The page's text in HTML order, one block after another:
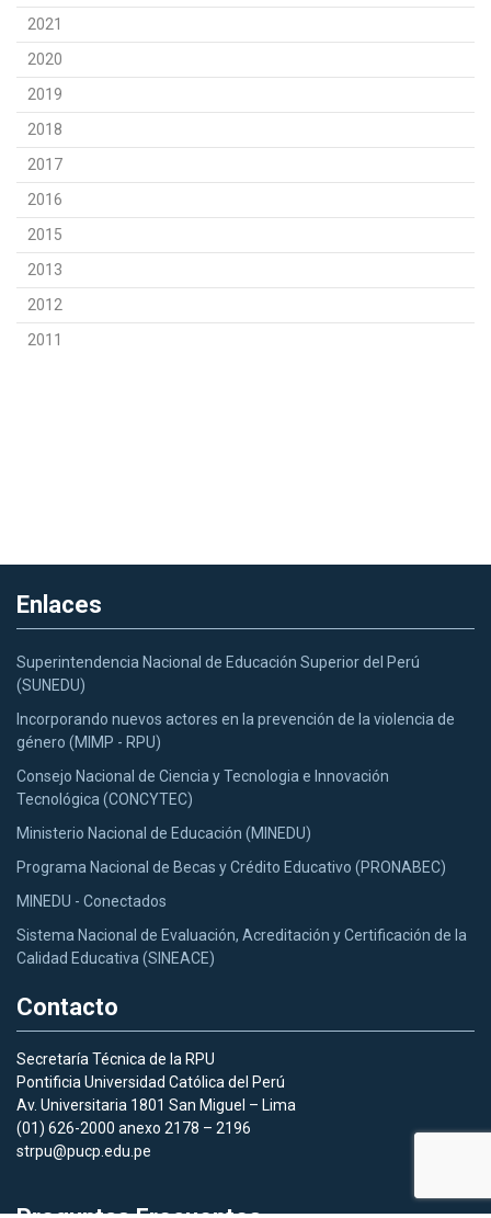
2021
2020
2019
2018
2017
2016
2015
2013
2012
2011
Enlaces
Superintendencia Nacional de Educación Superior del Perú
(SUNEDU)
Incorporando nuevos actores en la prevención de la violencia de
género (MIMP - RPU)
Consejo Nacional de Ciencia y Tecnologia e Innovación
Tecnológica (CONCYTEC)
Ministerio Nacional de Educación (MINEDU)
Programa Nacional de Becas y Crédito Educativo (PRONABEC)
MINEDU - Conectados
Sistema Nacional de Evaluación, Acreditación y Certificación de la
Calidad Educativa (SINEACE)
Contacto
Secretaría Técnica de la RPU
Pontificia Universidad Católica del Perú
Av. Universitaria 1801 San Miguel – Lima
(01) 626-2000 anexo 2178 – 2196
strpu@pucp.edu.pe